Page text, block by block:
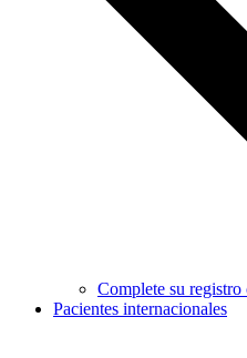
Complete su
Pacientes internacionales